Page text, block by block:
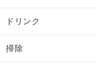
ドリンク
掃除